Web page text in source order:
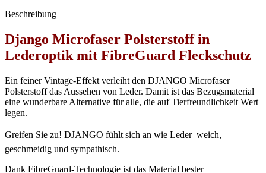
Beschreibung
Django Microfaser Polsterstoff in
Lederoptik mit FibreGuard Fleckschutz
Ein feiner Vintage-Effekt verleiht den DJANGO Microfaser
Polsterstoff das Aussehen von Leder. Damit ist das Bezugsmaterial
eine wunderbare Alternative für alle, die auf Tierfreundlichkeit Wert
legen.
Greifen Sie zu! DJANGO fühlt sich an wie Leder  weich,
geschmeidig und sympathisch.
Dank FibreGuard-Technologie ist das Material bester